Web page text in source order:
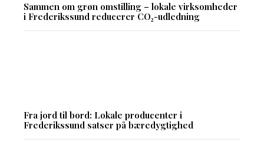
Sammen om grøn omstilling – lokale virksomheder
i Frederikssund reducerer CO₂-udledning
Fra jord til bord: Lokale producenter i
Frederikssund satser på bæredygtighed